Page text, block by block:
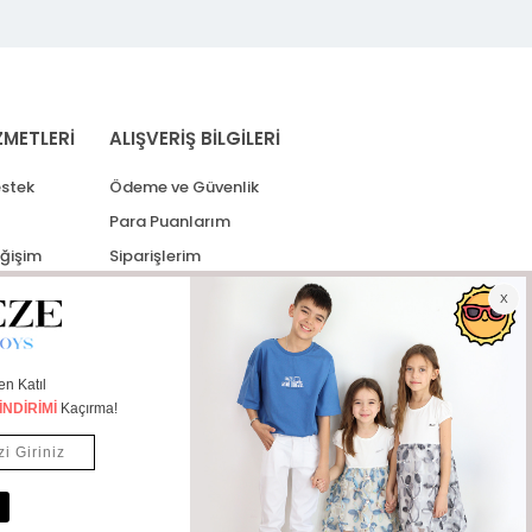
ALIŞVERİŞ BİLGİLERİ
Ödeme ve Güvenlik
Para Puanlarım
Siparişlerim